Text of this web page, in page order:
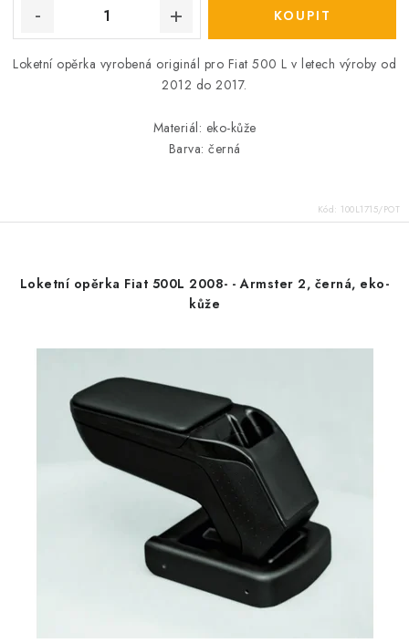
Loketní opěrka vyrobená originál pro Fiat 500 L v letech výroby od
2012 do 2017.
Materiál: eko-kůže
Barva: černá
Kód: 100L1715/POT
Loketní opěrka Fiat 500L 2008- - Armster 2, černá, eko-
kůže